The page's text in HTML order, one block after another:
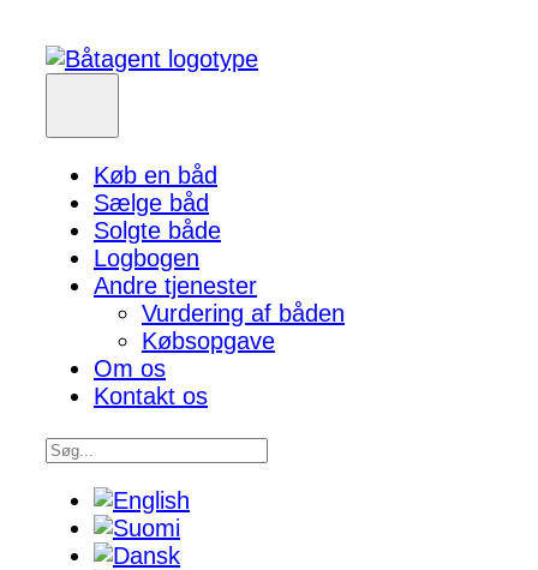
Køb en båd
Sælge båd
Solgte både
Logbogen
Andre tjenester
Vurdering af båden
Købsopgave
Om os
Kontakt os